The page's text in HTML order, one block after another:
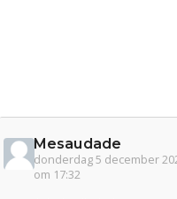
Mesaudade
donderdag 5 december
om 17:32